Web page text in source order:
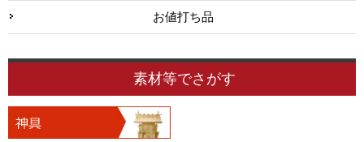
お値打ち品
素材等でさがす